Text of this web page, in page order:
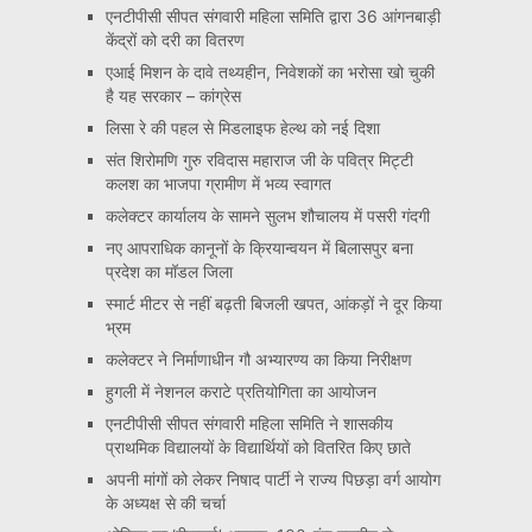
एनटीपीसी सीपत संगवारी महिला समिति द्वारा 36 आंगनबाड़ी
केंद्रों को दरी का वितरण
एआई मिशन के दावे तथ्यहीन, निवेशकों का भरोसा खो चुकी
है यह सरकार – कांग्रेस
लिसा रे की पहल से मिडलाइफ हेल्थ को नई दिशा
संत शिरोमणि गुरु रविदास महाराज जी के पवित्र मिट्टी
कलश का भाजपा ग्रामीण में भव्य स्वागत
कलेक्टर कार्यालय के सामने सुलभ शौचालय में पसरी गंदगी
नए आपराधिक कानूनों के क्रियान्वयन में बिलासपुर बना
प्रदेश का मॉडल जिला
स्मार्ट मीटर से नहीं बढ़ती बिजली खपत, आंकड़ों ने दूर किया
भ्रम
कलेक्टर ने निर्माणाधीन गौ अभ्यारण्य का किया निरीक्षण
हुगली में नेशनल कराटे प्रतियोगिता का आयोजन
एनटीपीसी सीपत संगवारी महिला समिति ने शासकीय
प्राथमिक विद्यालयों के विद्यार्थियों को वितरित किए छाते
अपनी मांगों को लेकर निषाद पार्टी ने राज्य पिछड़ा वर्ग आयोग
के अध्यक्ष से की चर्चा